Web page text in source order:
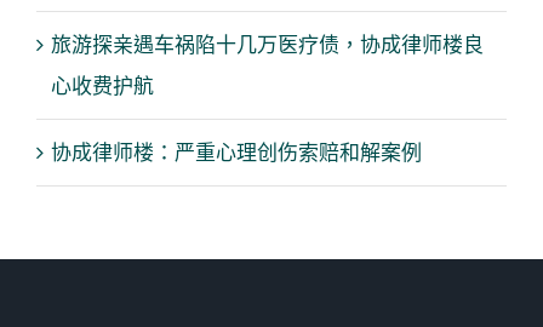
旅游探亲遇车祸陷十几万医疗债，协成律师楼良
心收费护航
协成律师楼：严重心理创伤索赔和解案例